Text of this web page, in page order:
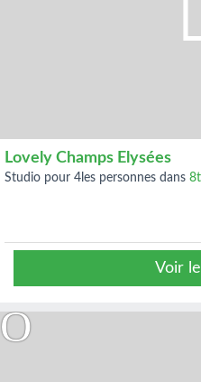
Lovely Champs Elysées
studio pour 4les personnes dans
Voir